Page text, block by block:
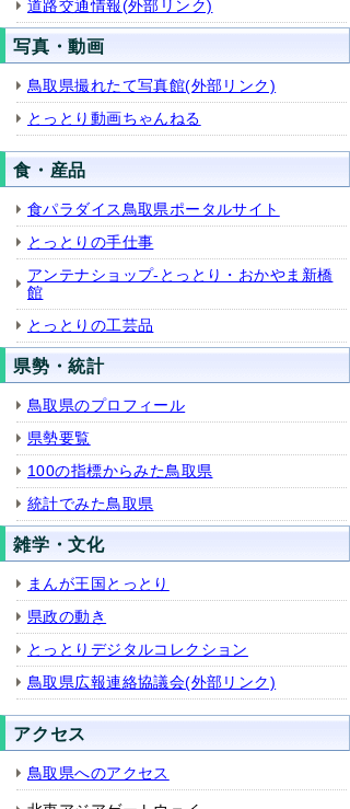
道路交通情報(外部リンク)
写真・動画
鳥取県撮れたて写真館(外部リンク)
とっとり動画ちゃんねる
食・産品
食パラダイス鳥取県ポータルサイト
とっとりの手仕事
アンテナショップ-とっとり・おかやま新橋
館
とっとりの工芸品
県勢・統計
鳥取県のプロフィール
県勢要覧
100の指標からみた鳥取県
統計でみた鳥取県
雑学・文化
まんが王国とっとり
県政の動き
とっとりデジタルコレクション
鳥取県広報連絡協議会(外部リンク)
アクセス
鳥取県へのアクセス